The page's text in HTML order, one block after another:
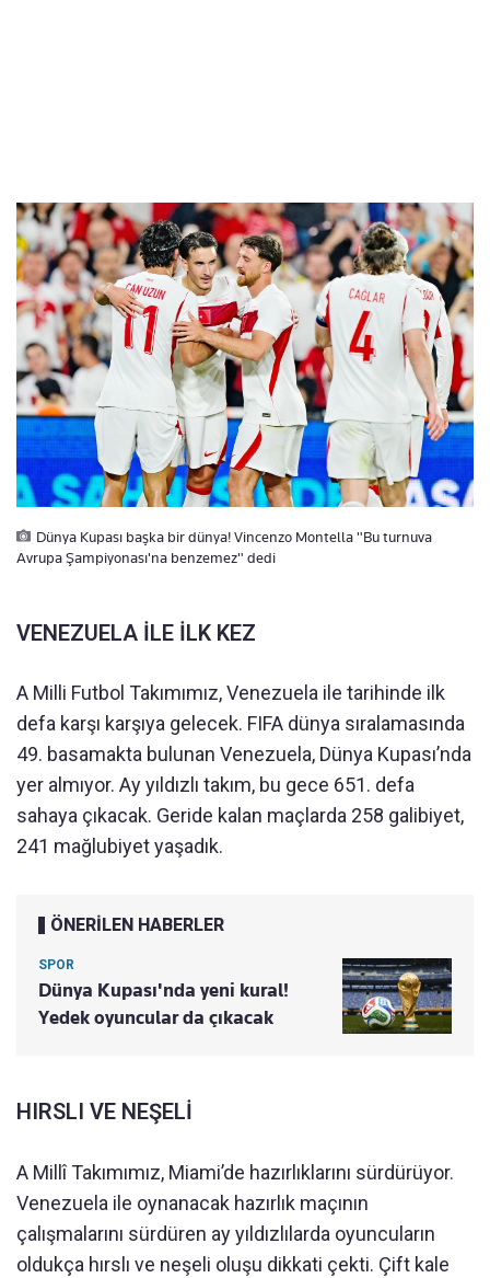
Dünya Kupası başka bir dünya! Vincenzo Montella "Bu turnuva
Avrupa Şampiyonası'na benzemez" dedi
VENEZUELA İLE İLK KEZ
A Milli Futbol Takımımız, Venezuela ile tarihinde ilk
defa karşı karşıya gelecek. FIFA dünya sıralamasında
49. basamakta bulunan Venezuela, Dünya Kupası’nda
yer almıyor. Ay yıldızlı takım, bu gece 651. defa
sahaya çıkacak. Geride kalan maçlarda 258 galibiyet,
241 mağlubiyet yaşadık.
ÖNERİLEN HABERLER
SPOR
Dünya Kupası'nda yeni kural!
Yedek oyuncular da çıkacak
HIRSLI VE NEŞELİ
A Millî Takımımız, Miami’de hazırlıklarını sürdürüyor.
Venezuela ile oynanacak hazırlık maçının
çalışmalarını sürdüren ay yıldızlılarda oyuncuların
oldukça hırslı ve neşeli oluşu dikkati çekti. Çift kale